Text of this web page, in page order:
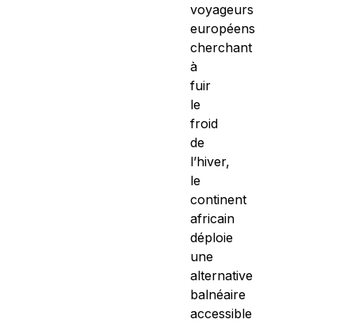
voyageurs
européens
cherchant
à
fuir
le
froid
de
l’hiver,
le
continent
africain
déploie
une
alternative
balnéaire
accessible